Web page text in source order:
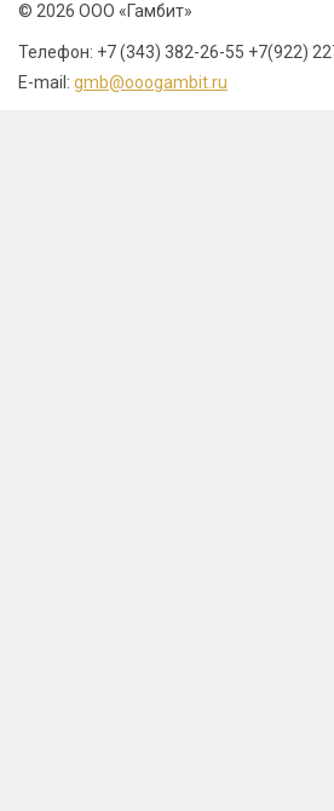
© 2026 ООО «Гамбит»
Телефон: +7 (343) 382-26-55
E-mail: gmb@ooogambit.ru